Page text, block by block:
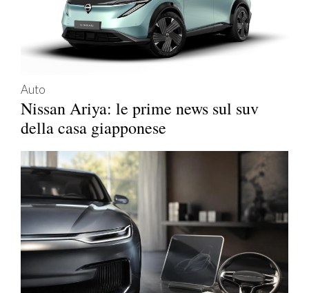
Auto
Nissan Ariya: le prime news sul suv
della casa giapponese